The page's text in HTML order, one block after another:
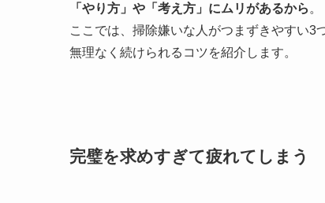
「やり方」や「考え方」にムリがあるから 。
ここでは、掃除嫌いな人がつまずきやすい3
無理なく続けられるコツを紹介します。
完璧を求めすぎて疲れてしまう